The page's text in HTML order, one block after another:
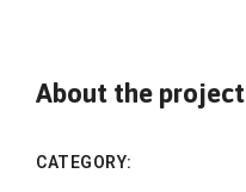
About the project
CATEGORY: